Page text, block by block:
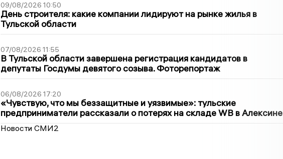
09/08/2026 10:50
День строителя: какие компании лидируют на рынке жилья в
Тульской области
07/08/2026 11:55
В Тульской области завершена регистрация кандидатов в
депутаты Госдумы девятого созыва. Фоторепортаж
06/08/2026 17:20
«Чувствую, что мы беззащитные и уязвимые»: тульские
предприниматели рассказали о потерях на складе WB в Алексине
Новости СМИ2